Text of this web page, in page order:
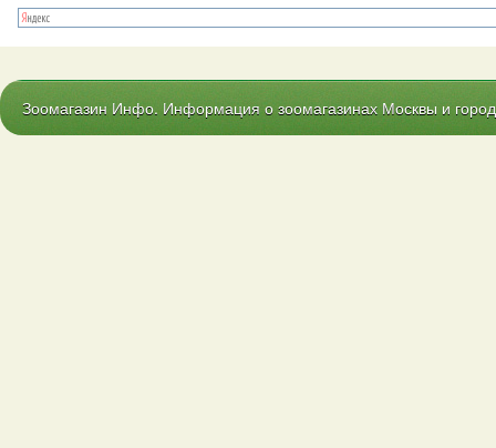
Зоомагазин Инфо. Информация о зоомагазинах Москвы и